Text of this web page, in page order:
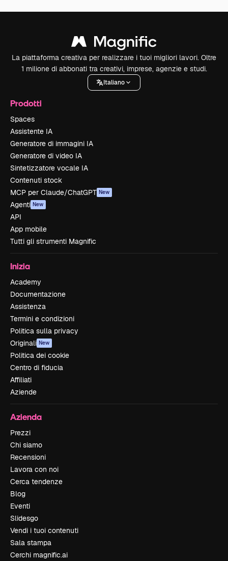
La piattaforma creativa per realizzare i tuoi migliori lavori. Oltre
1 milione di abbonati tra creativi, imprese, agenzie e studi.
Italiano
Prodotti
Spaces
Assistente IA
Generatore di immagini IA
Generatore di video IA
Sintetizzatore vocale IA
Contenuti stock
MCP per Claude/ChatGPT New
Agenti New
API
App mobile
Tutti gli strumenti Magnific
Inizia
Academy
Documentazione
Assistenza
Termini e condizioni
Politica sulla privacy
Originali New
Politica dei cookie
Centro di fiducia
Affiliati
Aziende
Azienda
Prezzi
Chi siamo
Recensioni
Lavora con noi
Cerca tendenze
Blog
Eventi
Slidesgo
Vendi i tuoi contenuti
Sala stampa
Cerchi magnific.ai